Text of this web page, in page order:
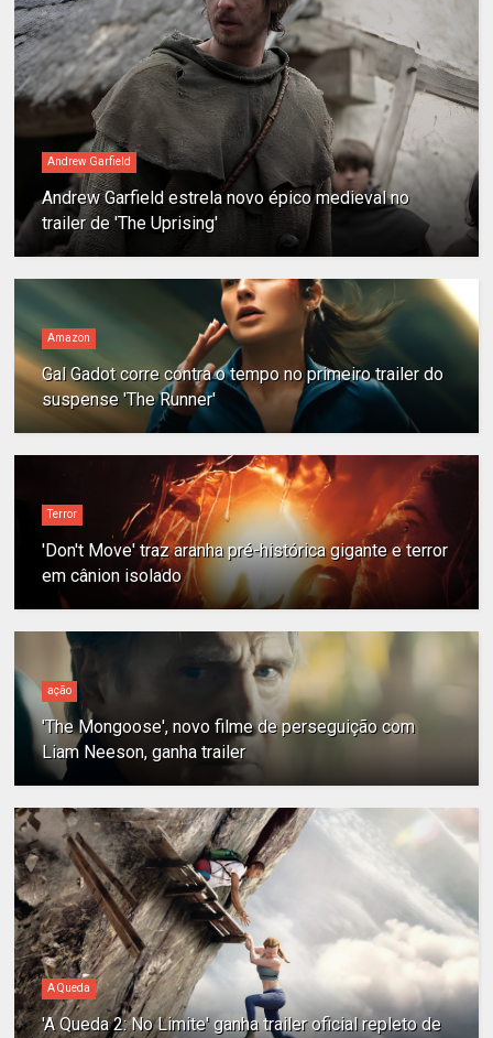
Andrew Garfield
Andrew Garfield estrela novo épico medieval no
trailer de 'The Uprising'
Amazon
Gal Gadot corre contra o tempo no primeiro trailer do
suspense 'The Runner'
Terror
'Don't Move' traz aranha pré-histórica gigante e terror
em cânion isolado
ação
'The Mongoose', novo filme de perseguição com
Liam Neeson, ganha trailer
A Queda
'A Queda 2: No Limite' ganha trailer oficial repleto de